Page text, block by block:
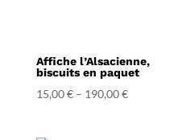
Affiche l’Alsacienne,
biscuits en paquet
15,00€– 190,00€